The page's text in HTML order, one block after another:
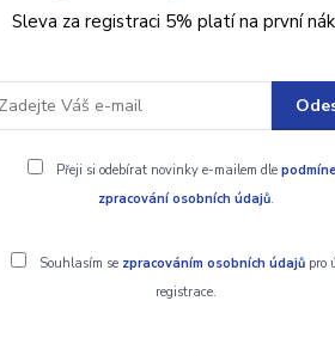
Sleva za registraci 5% platí na první
Přeji si odebírat novinky e-mailem dle
zpracování osobních údajů.
Souhlasím se zpracováním osobních údajůpro
registrace.